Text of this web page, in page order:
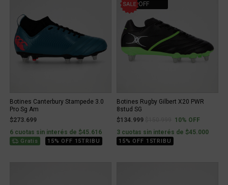
Botines Canterbury Stampede 3.0
Pro Sg Am
$273.699
6 cuotas sin interés de $45.616
Gratis 15% OFF 15TRIBU
10% OFF
Botines Rugby Gilbert X20 PWR
8stud SG
$134.999
Price reduced from
to10% OFF
3 cuotas sin interés de $45.000
15% OFF 15TRIBU